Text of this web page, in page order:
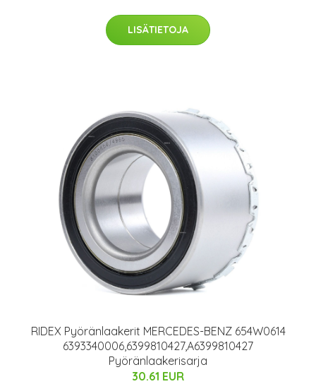
LISÄTIETOJA
RIDEX Pyöränlaakerit MERCEDES-BENZ 654W0614
6393340006,6399810427,A6399810427
Pyöränlaakerisarja
30.61 EUR